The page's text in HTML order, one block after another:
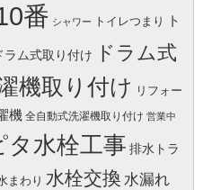
番 シャワー トイレつまり ト
ラム式取り付け
ドラム式
機取り付け リフォー
機 全自動式洗濯機取り付け 営業中
タ水栓工事 排水トラ
まわり 水栓交換 水漏れ